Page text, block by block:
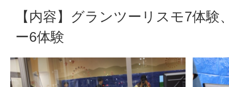
【内容】グランツーリスモ7体
ー6体験